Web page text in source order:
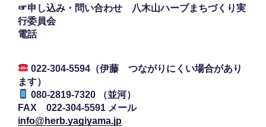
☞申し込み・問い合わせ 八木山ハーブまちづくり実
行委員会
電話
022-304-5594（伊藤 つながりにくい場合があり
ます）
080-2819-7320 （並河）
FAX 022-304-5591 メール
info@herb.yagiyama.jp